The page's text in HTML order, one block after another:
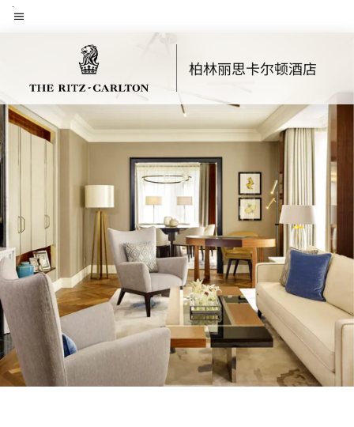
Skip
柏林丽思卡尔顿酒店